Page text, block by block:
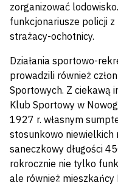
zorganizować
funkcjonariusze policji
strażacy-ochotnicy.
Działania sportowo-
prowadzili również
Sportowych. Z ciekawą
Klub Sportowy w
1927 r. własnym
stosunkowo niewielkich
saneczkowy długości
rokrocznie nie tylko
ale również mieszkańcy